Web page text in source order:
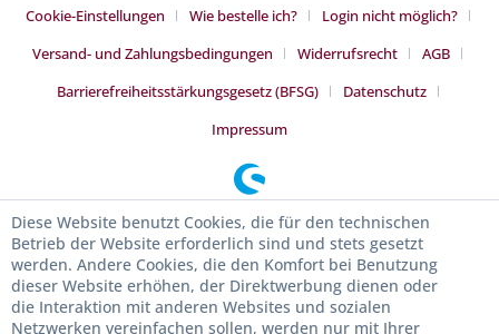
Cookie-Einstellungen Wie bestelle ich?
Login nicht möglich?
Versand- und Zahlungsbedingungen
Widerrufsrecht
AGB
Barrierefreiheitsstärkungsgesetz (BFSG)
Datenschutz
Impressum
Diese Website benutzt Cookies, die für den technischen
Betrieb der Website erforderlich sind und stets gesetzt
werden. Andere Cookies, die den Komfort bei Benutzung
dieser Website erhöhen, der Direktwerbung dienen oder
die Interaktion mit anderen Websites und sozialen
Netzwerken vereinfachen sollen, werden nur mit Ihrer